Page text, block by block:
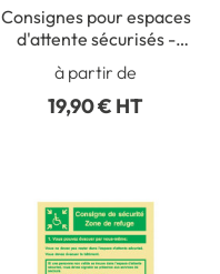
Consignes pour espaces
d'attente sécurisés -
PVC 1 mm - A4
à partir de
19,90 € HT